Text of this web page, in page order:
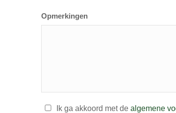
Opmerkingen
Ik ga akkoord met de algemene